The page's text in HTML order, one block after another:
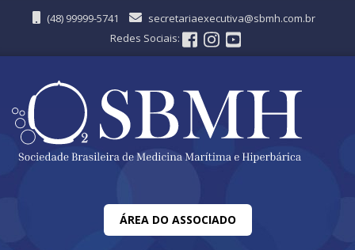
(48) 99999-5741
secretariaexecutiva@sbmh.com.br
Redes Sociais:
ÁREA DO ASSOCIADO